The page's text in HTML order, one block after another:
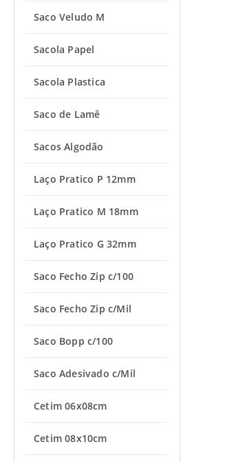
Saco Veludo M
Sacola Papel
Sacola Plastica
Saco de Lamê
Sacos Algodão
Laço Pratico P 12mm
Laço Pratico M 18mm
Laço Pratico G 32mm
Saco Fecho Zip c/100
Saco Fecho Zip c/Mil
Saco Bopp c/100
Saco Adesivado c/Mil
Cetim 06x08cm
Cetim 08x10cm